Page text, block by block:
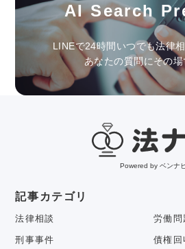
AI Search
LINEで24時間いつでも法律
あなたの質問にその場
Powered by ベンナ
記事カテゴリ
法律相談 労働問
刑事事件 債権回